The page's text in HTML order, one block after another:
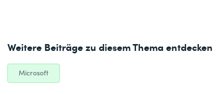
Weitere Beiträge zu diesem Thema entdecken
Microsoft